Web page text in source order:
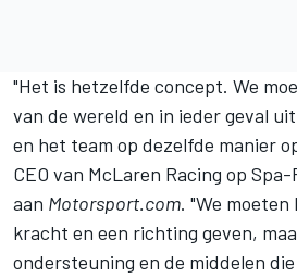
"Het is hetzelfde concept. We
van de wereld en in ieder geval
en het team op dezelfde manier
CEO van McLaren Racing op
aan Motorsport.com. "We
kracht en een richting geven,
ondersteuning en de middelen